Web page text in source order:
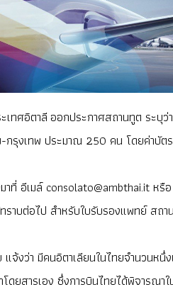
ศอิตาลี ออกประกาศสถานทูต ระบุ
รุงเทพ ประมาณ 250 คน โดยค่าบัต
ที่ อีเมล์ consolato@ambthai.it
าบต่อไป สำหรับใบรับรองแพทย์ สถ
จ้งว่า มีคนอิตาเลียนในไทยจำนวน
สารเอง ซึ่งการบินไทยได้พิจารณา